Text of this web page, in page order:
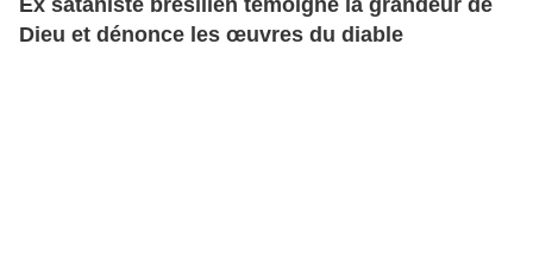
Ex sataniste brésilien témoigne la grandeur de
Dieu et dénonce les œuvres du diable